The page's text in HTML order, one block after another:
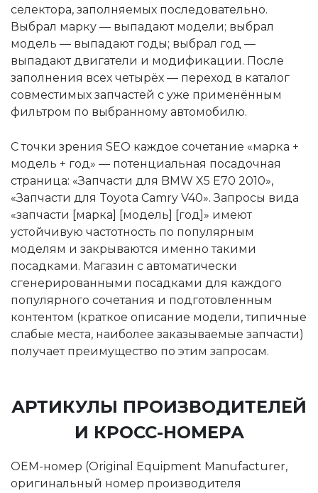
селектора, заполняемых последовательно.
Выбрал марку — выпадают модели; выбрал
модель — выпадают годы; выбрал год —
выпадают двигатели и модификации. После
заполнения всех четырёх — переход в каталог
совместимых запчастей с уже применённым
фильтром по выбранному автомобилю.
С точки зрения SEO каждое сочетание «марка +
модель + год» — потенциальная посадочная
страница: «Запчасти для BMW X5 E70 2010»,
«Запчасти для Toyota Camry V40». Запросы вида
«запчасти [марка] [модель] [год]» имеют
устойчивую частотность по популярным
моделям и закрываются именно такими
посадками. Магазин с автоматически
сгенерированными посадками для каждого
популярного сочетания и подготовленным
контентом (краткое описание модели, типичные
слабые места, наиболее заказываемые запчасти)
получает преимущество по этим запросам.
АРТИКУЛЫ ПРОИЗВОДИТЕЛЕЙ
И КРОСС-НОМЕРА
OEM-номер (Original Equipment Manufacturer,
оригинальный номер производителя